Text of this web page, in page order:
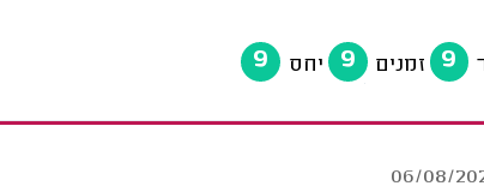
9 זמנים 9 יחס 9
06/08/